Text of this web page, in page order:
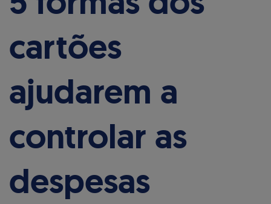
cartões
ajudarem a
controlar as
despesas